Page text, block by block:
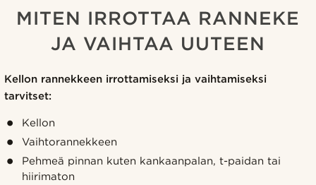
MITEN IRROTTAA RANNEKE
JA VAIHTAA UUTEEN
Kellon rannekkeen irrottamiseksi ja vaihtamiseksi
tarvitset:
Kellon
Vaihtorannekkeen
Pehmeä pinnan kuten kankaanpalan, t-paidan tai
hiirimaton